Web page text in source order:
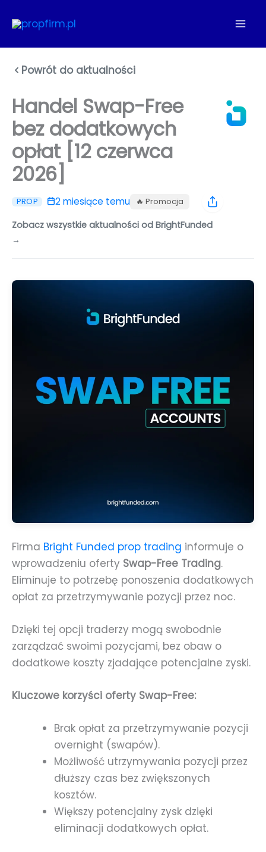
do
Powrót do aktualności
Handel Swap-Free
bez dodatkowych
opłat [12 czerwca
2026]
PROP 2 miesiące temu 🔥 Promocja
Zobacz wszystkie aktualności od BrightFunded
→
Firma Bright Funded prop trading informuje o
wprowadzeniu oferty Swap-Free Trading.
Eliminuje to potrzebę ponoszenia dodatkowych
opłat za przetrzymywanie pozycji przez noc.
Dzięki tej opcji traderzy mogą swobodnie
zarządzać swoimi pozycjami, bez obaw o
dodatkowe koszty zjadające potencjalne zyski.
Kluczowe korzyści oferty Swap-Free:
Brak opłat za przetrzymywanie pozycji
overnight (swapów).
Możliwość utrzymywania pozycji przez
dłuższy czas bez zwiększonych
kosztów.
Większy potencjalny zysk dzięki
eliminacji dodatkowych opłat.